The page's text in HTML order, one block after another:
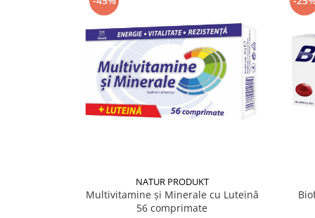
Supliment Vitamina D3
Supliment Vitamina E
Tincturi si Gemoderivate
Tuse gat si respiratie
Vitamine si minerale
NATUR PRODUKT
Multivitamine și Minerale cu Luteină
56 comprimate